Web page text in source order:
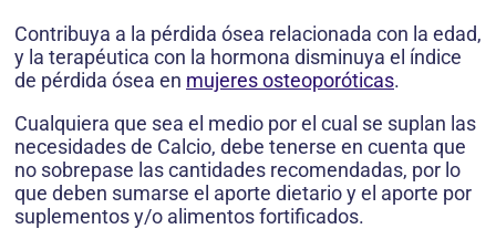
Contribuya a la pérdida ósea relacionada con la edad,
y la terapéutica con la hormona disminuya el índice
de pérdida ósea en mujeres osteoporóticas.
Cualquiera que sea el medio por el cual se suplan las
necesidades de Calcio, debe tenerse en cuenta que
no sobrepase las cantidades recomendadas, por lo
que deben sumarse el aporte dietario y el aporte por
suplementos y/o alimentos fortificados.